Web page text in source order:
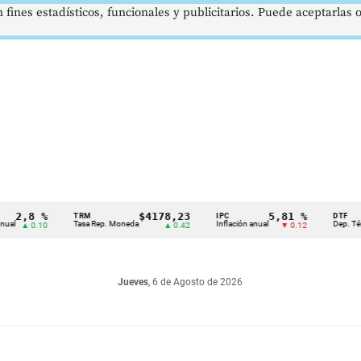
%
0.10 Tasa Rep. Moneda
$4178,23
▲ 0.42 Inflación anual
5,81 %
▼ 0.12 Dep. Término
Jueves, 6 de Agosto de 2026
estadísticos, funcionales y publicitarios. Puede aceptarlas